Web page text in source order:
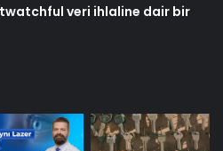
veri ihlaline dair bir